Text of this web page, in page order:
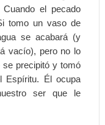
el pecado
tomo un vaso de
se acabará (y
vacío), pero no lo
se precipitó y tomó
Él ocupa
ser que le